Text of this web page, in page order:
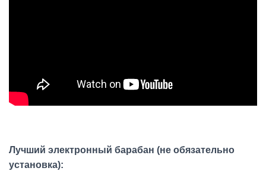
Лучший электронный барабан (не обязательно
установка):